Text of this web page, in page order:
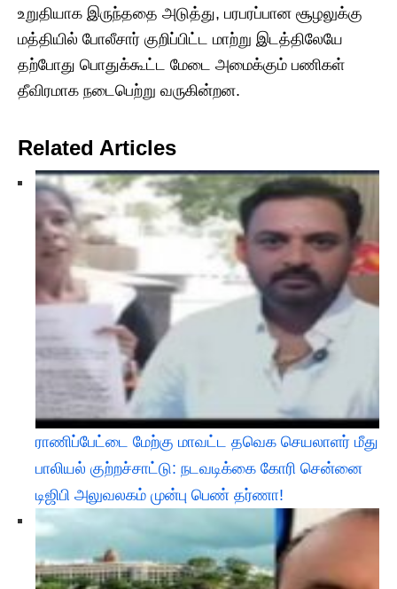
உறுதியாக இருந்ததை அடுத்து, பரபரப்பான சூழலுக்கு
மத்தியில் போலீசார் குறிப்பிட்ட மாற்று இடத்திலேயே
தற்போது பொதுக்கூட்ட மேடை அமைக்கும் பணிகள்
தீவிரமாக நடைபெற்று வருகின்றன.
Related Articles
ராணிப்பேட்டை மேற்கு மாவட்ட தவெக செயலாளர் மீது
பாலியல் குற்றச்சாட்டு: நடவடிக்கை கோரி சென்னை
டிஜிபி அலுவலகம் முன்பு பெண் தர்ணா!